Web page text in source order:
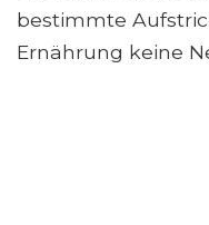
bestimmte
Ernährung keine